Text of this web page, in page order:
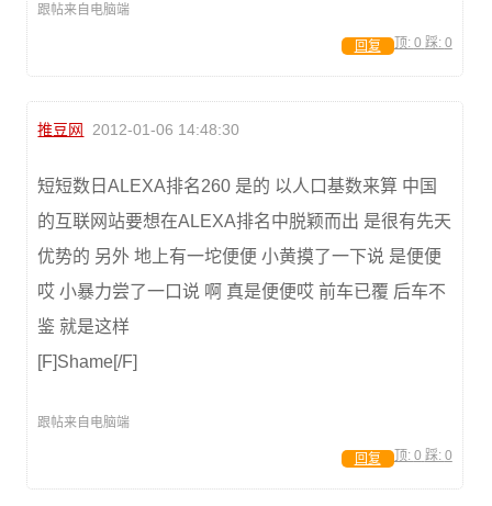
跟帖来自电脑端
顶: 0 踩: 0
回复
推豆网 2012-01-06 14:48:30
短短数日ALEXA排名260 是的 以人口基数来算 中国
的互联网站要想在ALEXA排名中脱颖而出 是很有先天
优势的 另外 地上有一坨便便 小黄摸了一下说 是便便
哎 小暴力尝了一口说 啊 真是便便哎 前车已覆 后车不
鉴 就是这样
[F]Shame[/F]
跟帖来自电脑端
顶: 0 踩: 0
回复